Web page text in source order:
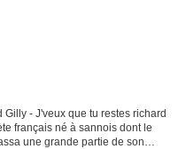
- J'veux que tu restes richard
français né à sannois dont le
une grande partie de son